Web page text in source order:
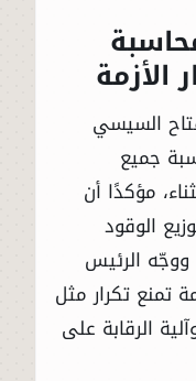
الأزمة
السيسي
جميع
مؤكدًا أن
الوقود
ووجّه الرئيس
تمنع تكرار مثل
الرقابة على